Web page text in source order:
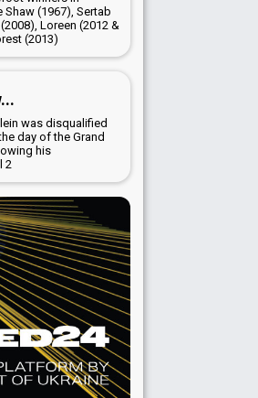
(1967), Sertab
Loreen (2012 &
(2013)
was disqualified
day of the Grand
his
2